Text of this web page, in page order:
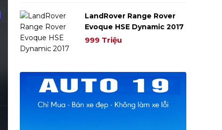
LandRover Range Rover
Evoque HSE Dynamic 2017
999 Triệu